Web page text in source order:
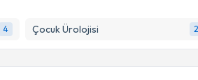
4 Çocuk Ürolojisi 2